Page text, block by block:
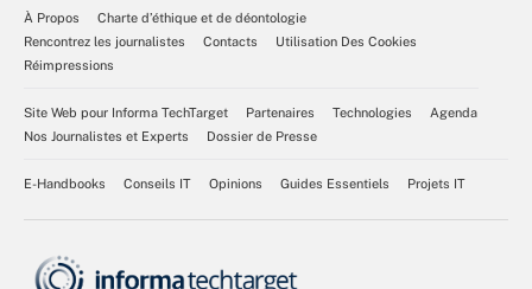
À Propos
Charte d’éthique et de déontologie
Rencontrez les journalistes
Contacts
Utilisation Des Cookies
Réimpressions
Site Web pour Informa TechTarget Partenaires Technologies
Agenda
Nos Journalistes et Experts
Dossier de Presse
E-Handbooks Conseils IT Opinions Guides Essentiels Projets IT